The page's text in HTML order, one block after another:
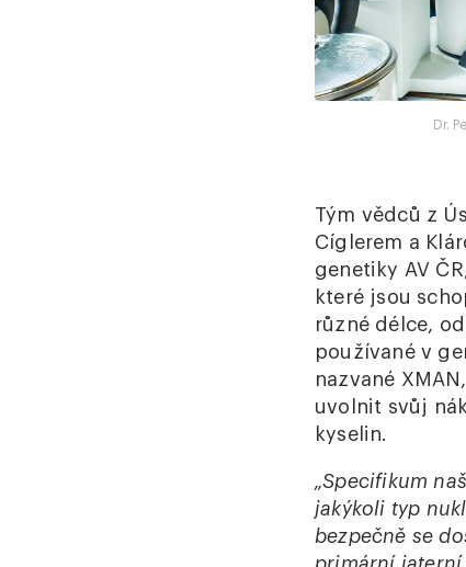
Dr.
Tým vědců z
Cíglerem a
genetiky AV
které jsou
různé délce,
používané v
nazvané
uvolnit svůj
kyselin.
„Specifikum
jakýkoli typ
bezpečně se